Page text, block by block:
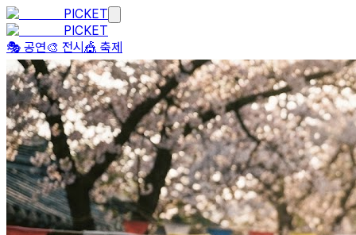
PICKET
PICKET
🎭 공연🎨 전시 🎪 축제